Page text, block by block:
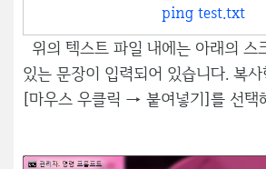
ping test.txt
위의 텍스트 파일 내에는 아래의 스
있는 문장이 입력되어 있습니다. 복
[마우스 우클릭 → 붙여넣기]를 선택